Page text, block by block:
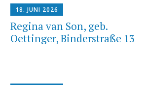
18. JUNI 2026
Regina van Son, geb.
Oettinger, Binderstraße 13